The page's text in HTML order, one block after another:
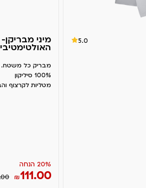
5.0 מיני
האולטימטיבי
מבריק כל משטח.
100% סיליקון
מטליות לקרצוף
20% הנחה
₪111.00